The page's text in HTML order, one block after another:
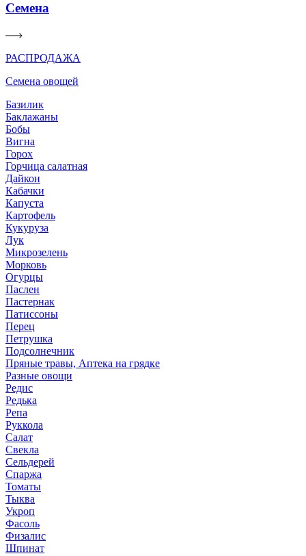
Семена
РАСПРОДАЖА
Семена овощей
Базилик
Баклажаны
Бобы
Вигна
Горох
Горчица салатная
Дайкон
Кабачки
Капуста
Картофель
Кукуруза
Лук
Микрозелень
Морковь
Огурцы
Паслен
Пастернак
Патиссоны
Перец
Петрушка
Подсолнечник
Пряные травы, Аптека на грядке
Разные овощи
Редис
Редька
Репа
Руккола
Салат
Свекла
Сельдерей
Спаржа
Томаты
Тыква
Укроп
Фасоль
Физалис
Шпинат